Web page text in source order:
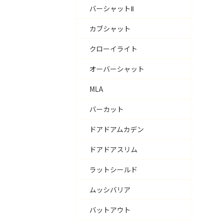
バーシャットⅡ
カブシャット
クローイライト
オーバーシャット
MLA
バーカット
ドアドアムカデン
ドアドアスリム
ラットシールド
ムッシバリア
バットアウト